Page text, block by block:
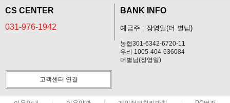
CS CENTER
031-976-1942
BANK INFO
예금주 : 장영일(더 별님)
농협301-6342-6720-11
우리 1005-404-636084
더별님(장영일)
고객센터 연결